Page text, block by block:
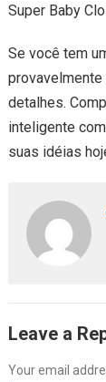
Super Baby
Se você tem
detalhes.
inteligente
suas idéias
Leave a
Your email